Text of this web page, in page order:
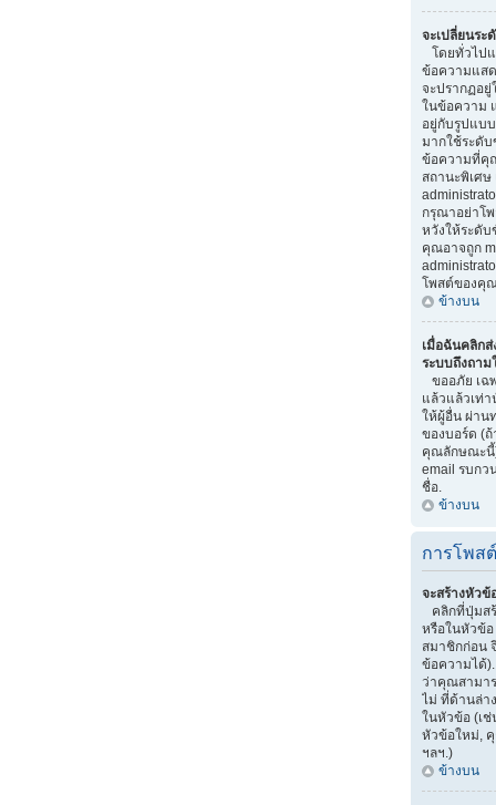
จะเปลี่ยนระ
โดยทั่วไป
ข้อความแส
จะปรากฏอ
ในข้อความ
อยู่กับรูปแบ
มากใช้ระดั
ข้อความที่คุ
สถานะพิเศษ
กรุณาอย่าโ
หวังให้ระดับ
คุณอาจถูก
โพสต์ของคุ
ข้างบน
เมื่อฉันคลิก
ระบบถึงถาม
ขออภัย เฉ
แล้วแล้วเท่
ให้ผู้อื่น ผ่าน
ของบอร์ด (
คุณลักษณะนี้)
email รบกว
ชื่อ.
ข้างบน
การโพส
จะสร้างหัวข้
คลิกที่ปุ่มส
หรือในหัวข้
สมาชิกก่อน
ข้อความได้
ว่าคุณสามา
ไม่ ที่ด้านล่า
ในหัวข้อ (เ
หัวข้อใหม่,
ฯลฯ.)
ข้างบน